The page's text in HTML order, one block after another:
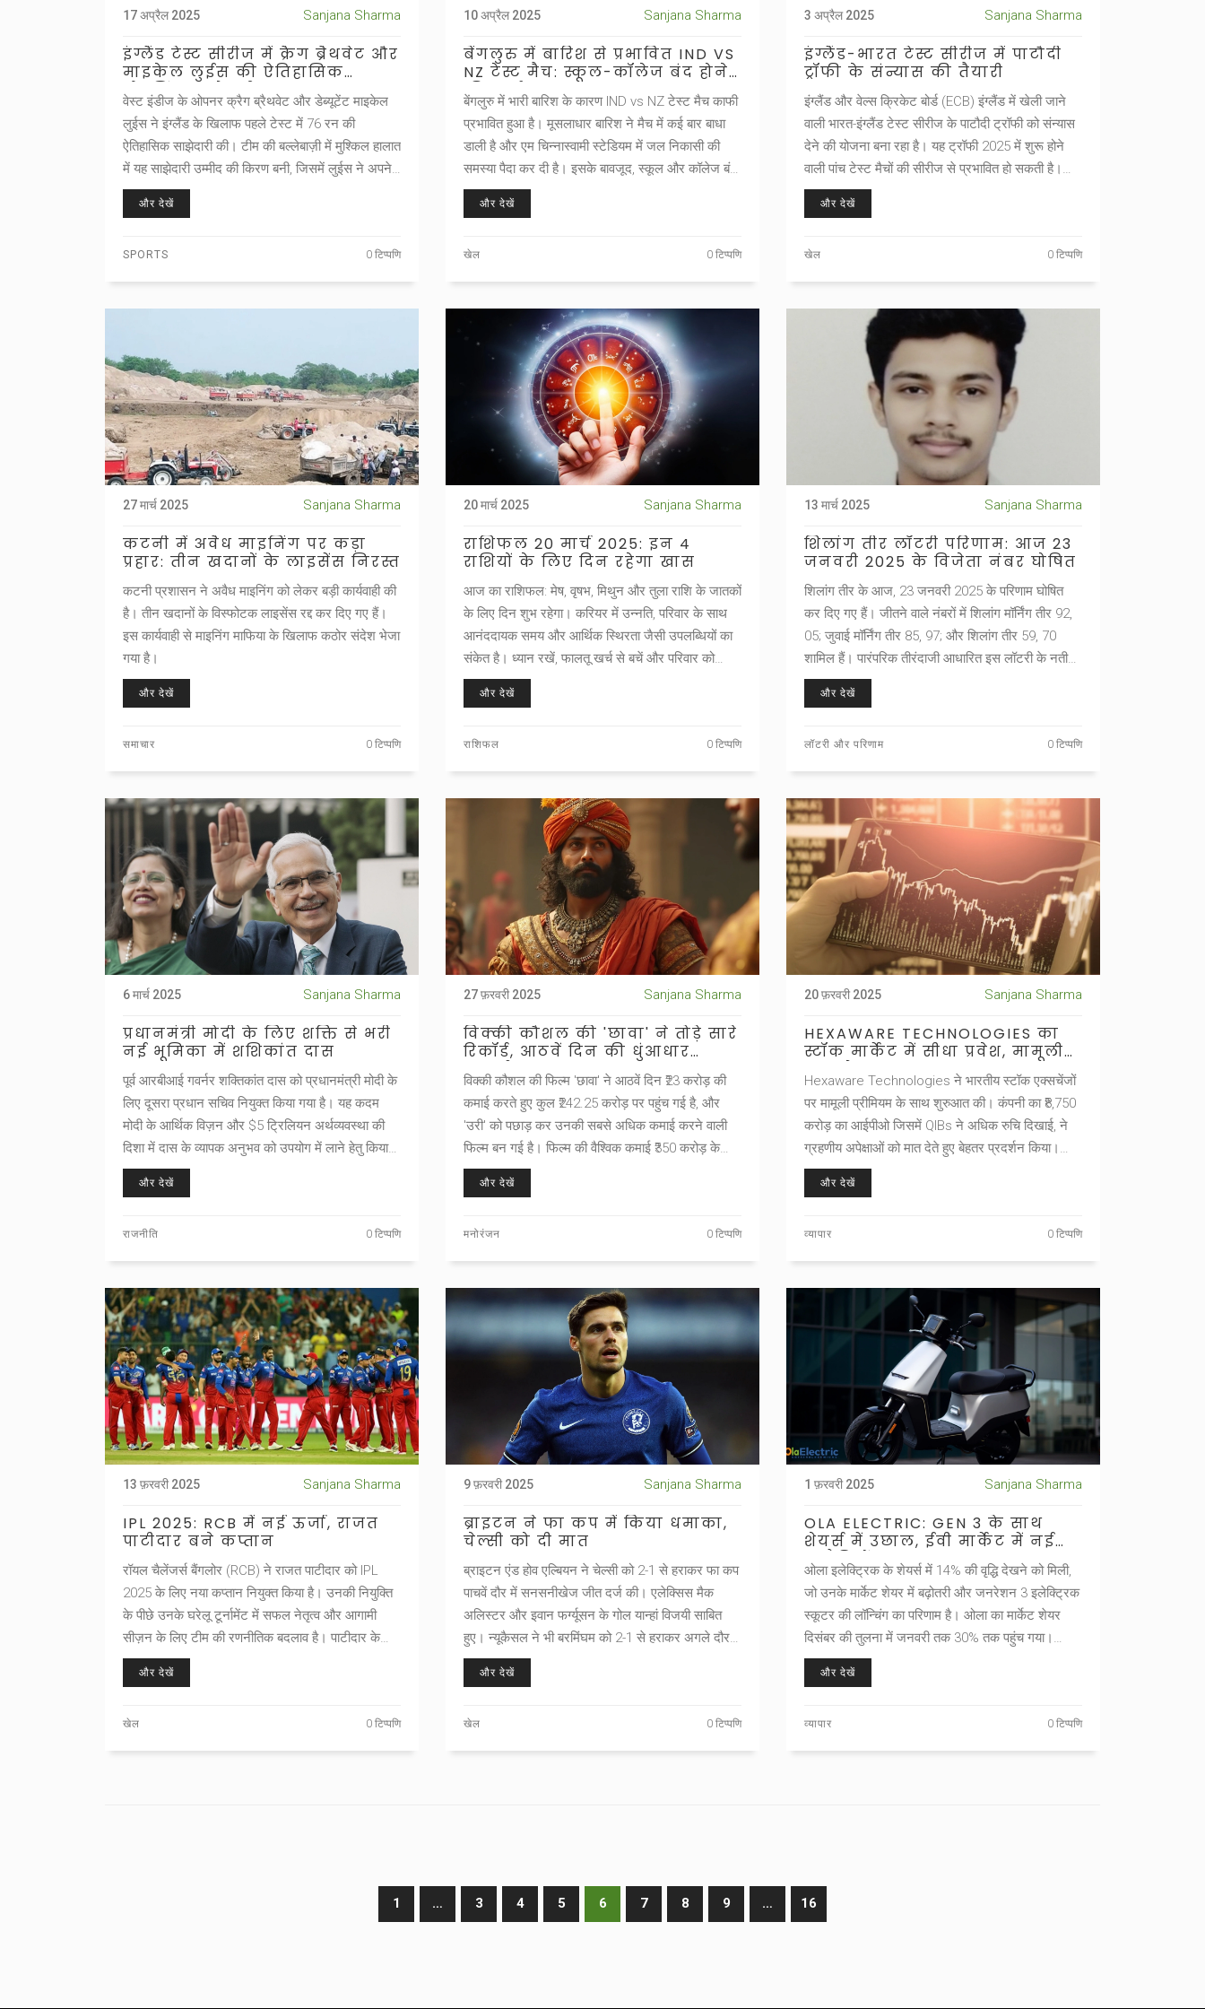
17 अप्रैल 2025 Sanjana Sharma
इंग्लैंड टेस्ट सीरीज में क्रैग ब्रैथवेट और
माइकेल लुईस की ऐतिहासिक
ओपनिंग साझेदारी
वेस्ट इंडीज के ओपनर क्रैग ब्रैथवेट और डेब्यूटेंट माइकेल
लुईस ने इंग्लैंड के खिलाफ पहले टेस्ट में 76 रन की
ऐतिहासिक साझेदारी की। टीम की बल्लेबाज़ी में मुश्किल हालात
में यह साझेदारी उम्मीद की किरण बनी, जिसमें लुईस ने अपने
पहले ही मैच में जबरदस्त संयम और तकनीक का प्रदर्शन
और देखें
SPORTS 0 टिप्पणि
10 अप्रैल 2025 Sanjana Sharma
बेंगलुरु में बारिश से प्रभावित IND VS
NZ टेस्ट मैच: स्कूल-कॉलेज बंद होने
की चर्चा
बेंगलुरु में भारी बारिश के कारण IND vs NZ टेस्ट मैच काफी
प्रभावित हुआ है। मूसलाधार बारिश ने मैच में कई बार बाधा
डाली है और एम चिन्नास्वामी स्टेडियम में जल निकासी की
समस्या पैदा कर दी है। इसके बावजूद, स्कूल और कॉलेज बंद
होने की कोई पुष्टि नहीं है।
और देखें
खेल 0 टिप्पणि
3 अप्रैल 2025 Sanjana Sharma
इंग्लैंड-भारत टेस्ट सीरीज में पाटौदी
ट्रॉफी के संन्यास की तैयारी
इंग्लैंड और वेल्स क्रिकेट बोर्ड (ECB) इंग्लैंड में खेली जाने
वाली भारत-इंग्लैंड टेस्ट सीरीज के पाटौदी ट्रॉफी को संन्यास
देने की योजना बना रहा है। यह ट्रॉफी 2025 में शुरू होने
वाली पांच टेस्ट मैचों की सीरीज से प्रभावित हो सकती है।
पाटौदी ट्रॉफी भारत के महान क्रिकेट खिलाड़ी मंसूर अली
खान पाटौदी और उनके पिता के क्रिकेट योगदान का सम्मान
और देखें
खेल 0 टिप्पणि
27 मार्च 2025 Sanjana Sharma
कटनी में अवैध माइनिंग पर कड़ा
प्रहार: तीन खदानों के लाइसेंस निरस्त
कटनी प्रशासन ने अवैध माइनिंग को लेकर बड़ी कार्यवाही की
है। तीन खदानों के विस्फोटक लाइसेंस रद्द कर दिए गए हैं।
इस कार्यवाही से माइनिंग माफिया के खिलाफ कठोर संदेश भेजा
गया है।
और देखें
समाचार 0 टिप्पणि
20 मार्च 2025 Sanjana Sharma
राशिफल 20 मार्च 2025: इन 4
राशियों के लिए दिन रहेगा खास
आज का राशिफल: मेष, वृषभ, मिथुन और तुला राशि के जातकों
के लिए दिन शुभ रहेगा। करियर में उन्नति, परिवार के साथ
आनंददायक समय और आर्थिक स्थिरता जैसी उपलब्धियों का
संकेत है। ध्यान रखें, फालतू खर्च से बचें और परिवार को
प्राथमिकता दें।
और देखें
राशिफल 0 टिप्पणि
13 मार्च 2025 Sanjana Sharma
शिलांग तीर लॉटरी परिणाम: आज 23
जनवरी 2025 के विजेता नंबर घोषित
शिलांग तीर के आज, 23 जनवरी 2025 के परिणाम घोषित
कर दिए गए हैं। जीतने वाले नंबरों में शिलांग मॉर्निंग तीर 92,
05; जुवाई मॉर्निंग तीर 85, 97; और शिलांग तीर 59, 70
शामिल हैं। पारंपरिक तीरंदाजी आधारित इस लॉटरी के नतीजे
प्रतिदिन दो राउंड्स में घोषित होते हैं। टिकट की कीमत ₹1 से
शुरू होती है, और सटीक पेशकशों पर ₹4,000 तक का इनाम
और देखें
लॉटरी और परिणाम 0 टिप्पणि
6 मार्च 2025 Sanjana Sharma
प्रधानमंत्री मोदी के लिए शक्ति से भरी
नई भूमिका में शशिकांत दास
पूर्व आरबीआई गवर्नर शक्तिकांत दास को प्रधानमंत्री मोदी के
लिए दूसरा प्रधान सचिव नियुक्त किया गया है। यह कदम
मोदी के आर्थिक विज़न और $5 ट्रिलियन अर्थव्यवस्था की
दिशा में दास के व्यापक अनुभव को उपयोग में लाने हेतु किया
गया है। दास की नियुक्ति प्रधानमंत्री के कार्यकाल के साथ
ही समाप्त होगी।
और देखें
राजनीति 0 टिप्पणि
27 फ़रवरी 2025 Sanjana Sharma
विक्की कौशल की 'छावा' ने तोड़े सारे
रिकॉर्ड, आठवें दिन की धुंआधार
कमाई
विक्की कौशल की फिल्म 'छावा' ने आठवें दिन ₹23 करोड़ की
कमाई करते हुए कुल ₹242.25 करोड़ पर पहुंच गई है, और
'उरी' को पछाड़ कर उनकी सबसे अधिक कमाई करने वाली
फिल्म बन गई है। फिल्म की वैश्विक कमाई ₹350 करोड़ के
करीब है, जिसमें फैमिली दर्शकों का मुख्य योगदान है।
और देखें
मनोरंजन 0 टिप्पणि
20 फ़रवरी 2025 Sanjana Sharma
HEXAWARE TECHNOLOGIES का
स्टॉक मार्केट में सीधा प्रवेश, मामूली
लाभ के साथ शुरूआत
Hexaware Technologies ने भारतीय स्टॉक एक्सचेंजों
पर मामूली प्रीमियम के साथ शुरुआत की। कंपनी का ₹8,750
करोड़ का आईपीओ जिसमें QIBs ने अधिक रुचि दिखाई, ने
ग्रहणीय अपेक्षाओं को मात देते हुए बेहतर प्रदर्शन किया।
कंपनी के CEO और Carlyle के नेतृत्व ने इसे विकास और
पारदर्शिता की दिशा में महत्वपूर्ण कदम बताया।
और देखें
व्यापार 0 टिप्पणि
13 फ़रवरी 2025 Sanjana Sharma
IPL 2025: RCB में नई ऊर्जा, राजत
पाटीदार बने कप्तान
रॉयल चैलेंजर्स बैंगलोर (RCB) ने राजत पाटीदार को IPL
2025 के लिए नया कप्तान नियुक्त किया है। उनकी नियुक्ति
के पीछे उनके घरेलू टूर्नामेंट में सफल नेतृत्व और आगामी
सीज़न के लिए टीम की रणनीतिक बदलाव है। पाटीदार के
अनुभवी नेतृत्व से RCB को आगामी सीजन में नई दिशा मिलने
की उम्मीद है।
और देखें
खेल 0 टिप्पणि
9 फ़रवरी 2025 Sanjana Sharma
ब्राइटन ने फा कप में किया धमाका,
चेल्सी को दी मात
ब्राइटन एंड होव एल्बियन ने चेल्सी को 2-1 से हराकर फा कप
पाचवें दौर में सनसनीखेज जीत दर्ज की। एलेक्सिस मैक
अलिस्टर और इवान फर्ग्यूसन के गोल यान्हां विजयी साबित
हुए। न्यूकैसल ने भी बरमिंघम को 2-1 से हराकर अगले दौर में
जगह बनाई।
और देखें
खेल 0 टिप्पणि
1 फ़रवरी 2025 Sanjana Sharma
OLA ELECTRIC: GEN 3 के साथ
शेयर्स में उछाल, ईवी मार्केट में नई
चुनौतियों का सामना
ओला इलेक्ट्रिक के शेयर्स में 14% की वृद्धि देखने को मिली,
जो उनके मार्केट शेयर में बढ़ोतरी और जनरेशन 3 इलेक्ट्रिक
स्कूटर की लॉन्चिंग का परिणाम है। ओला का मार्केट शेयर
दिसंबर की तुलना में जनवरी तक 30% तक पहुंच गया।
भारीश अग्रवाल के अनुसार, नए टेक्नोलॉजी की वजह से
लागत में कटौती संभव होगी। हालांकि, एचएसबीसी ने ओला
और देखें
व्यापार 0 टिप्पणि
1 … 3 4 5 6 7 8 9 … 16